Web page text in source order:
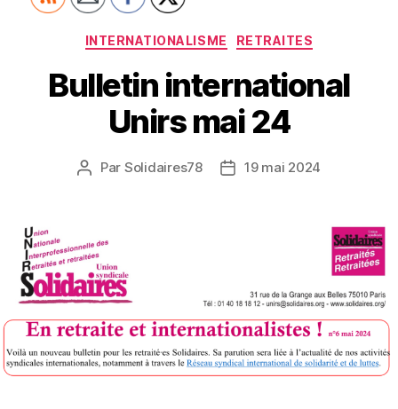
Catégories
INTERNATIONALISME RETRAITES
Bulletin international
Unirs mai 24
Auteur
Par Solidaires78
Date19 mai 2024